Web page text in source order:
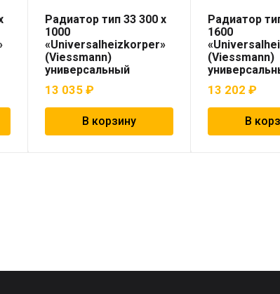
Радиатор тип 33 300 x
1000
«Universalheizkorper»
(Viessmann)
универсальный
13 035₽
В корзину
Радиатор
1600
(Viessmann)
13 202₽
В